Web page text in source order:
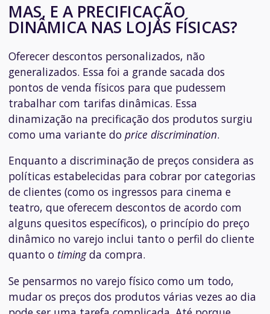
MAS, E A PRECIFICAÇÃO
DINÂMICA NAS LOJAS FÍSICAS?
Oferecer descontos personalizados, não
generalizados. Essa foi a grande sacada dos
pontos de venda físicos para que pudessem
trabalhar com tarifas dinâmicas. Essa
dinamização na precificação dos produtos surgiu
como uma variante do price discrimination.
Enquanto a discriminação de preços considera as
políticas estabelecidas para cobrar por categorias
de clientes (como os ingressos para cinema e
teatro, que oferecem descontos de acordo com
alguns quesitos específicos), o princípio do preço
dinâmico no varejo inclui tanto o perfil do cliente
quanto o timingda compra.
Se pensarmos no varejo físico como um todo,
mudar os preços dos produtos várias vezes ao dia